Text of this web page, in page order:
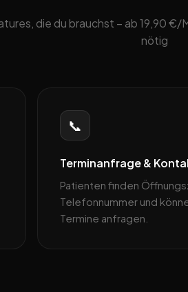
die du brauchst – ab 19,90
nötig
📞
Terminanfrage &
Patienten finden
Telefonnummer und
Termine anfragen.